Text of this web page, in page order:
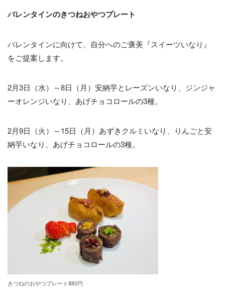
バレンタインのきつねおやつプレート
バレンタインに向けて、自分へのご褒美『スイーツいなり』
をご提案します。
2月3日（水）～8日（月）安納芋とレーズンいなり、ジンジャ
ーオレンジいなり、あげチョコロールの3種。
2月9日（火）～15日（月）あずきクルミいなり、りんごと安
納芋いなり、あげチョコロールの3種。
きつねのおやつプレート880円